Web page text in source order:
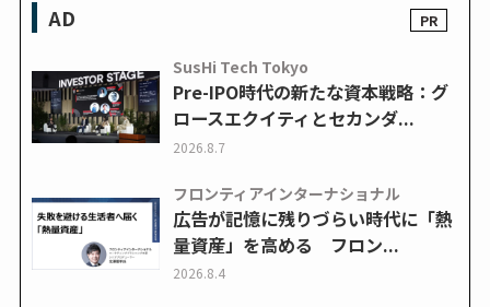
AD
SusHi Tech Tokyo
Pre-IPO時代の新たな資本戦略：グ
ロースエクイティとセカンダ...
2026.8.7
フロンティアインターナショナル
広告が記憶に残りづらい時代に「熱
量資産」を高める フロン...
2026.8.4